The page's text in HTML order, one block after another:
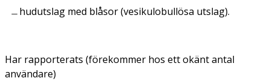
hudutslag med blåsor (vesikulobullösa utslag).
Har rapporterats (förekommer hos ett okänt antal
användare)